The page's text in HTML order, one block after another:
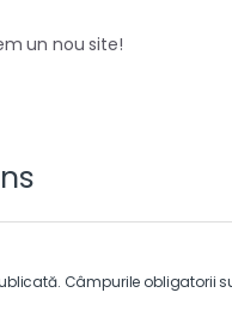
un nou site!
Câmpurile obligatorii